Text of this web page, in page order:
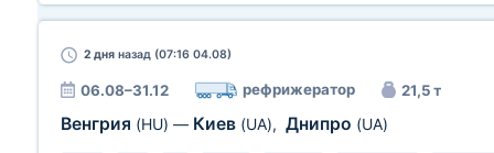
2 дня назад (07:16 04.08)
06.08–31.12 рефрижератор 21,5 т
Венгрия (HU) — Киев (UA), Днипро (UA)